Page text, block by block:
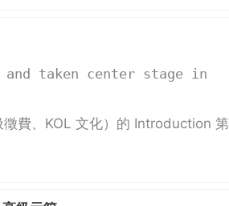
and taken center stage in
費、KOL 文化）的 Introduction 第